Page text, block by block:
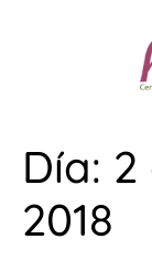
Día:
2018